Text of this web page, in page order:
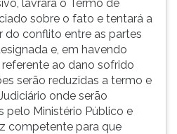
lavrará o Termo de
sobre o fato e tentará a
do conflito entre as partes
e, em havendo
ao dano sofrido
serão reduzidas a termo e
onde serão
pelo Ministério Público e
competente para que